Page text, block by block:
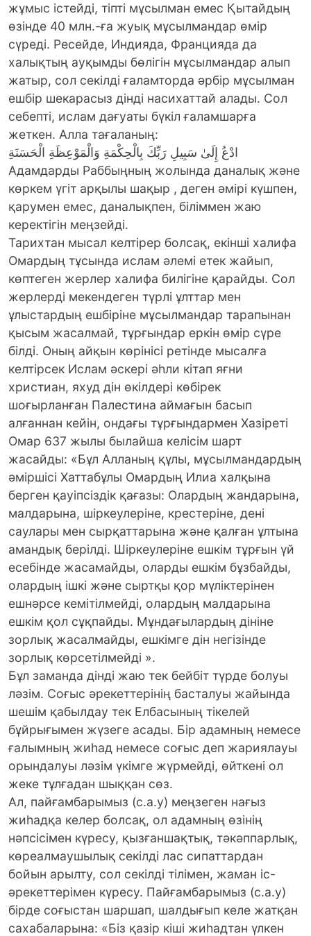
жұмыс істейді, тіпті мұсылман емес Қытайдың
өзінде 40 млн.-ға жуық мұсылмандар өмір
сүреді. Ресейде, Индияда, Францияда да
халықтың ауқымды бөлігін мұсылмандар алып
жатыр, сол секілді ғаламторда әрбір мұсылман
ешбір шекарасыз дінді насихаттай алады. Сол
себепті, ислам дағуаты бүкіл ғаламшарға
жеткен. Алла тағаланың:
ادْعُ إِلَىٰ سَبِيلِ رَبِّكَ بِالْحِكْمَةِ وَالْمَوْعِظَةِ الْحَسَنَةِ
Адамдарды Раббыңның жолында даналық және
көркем үгіт арқылы шақыр , деген әмірі күшпен,
қарумен емес, даналықпен, біліммен жаю
керектігін меңзейді.
Тарихтан мысал келтірер болсақ, екінші халифа
Омардың тұсында ислам әлемі етек жайып,
көптеген жерлер халифа билігіне қарайды. Сол
жерлерді мекендеген түрлі ұлттар мен
ұлыстардың ешбіріне мұсылмандар тарапынан
қысым жасалмай, тұрғындар еркін өмір сүре
білді. Оның айқын көрінісі ретінде мысалға
келтірсек Ислам әскері әһли кітап яғни
христиан, яхуд дін өкілдері көбірек
шоғырланған Палестина аймағын басып
алғаннан кейін, ондағы тұрғындармен Хазіреті
Омар 637 жылы былайша келісім шарт
жасайды: «Бұл Алланың құлы, мұсылмандардың
әміршісі Хаттабұлы Омардың Илиа халқына
берген қауіпсіздік қағазы: Олардың жандарына,
малдарына, шіркеулеріне, крестеріне, дені
саулары мен сырқаттарына және қалған ұлтына
амандық берілді. Шіркеулеріне ешкім тұрғын үй
есебінде жасамайды, оларды ешкім бұзбайды,
олардың ішкі және сыртқы қор мүліктерінен
ешнәрсе кемітілмейді, олардың малдарына
ешкім қол сұқпайды. Мұндағылардың дініне
зорлық жасалмайды, ешкімге дін негізінде
зорлық көрсетілмейді ».
Бұл заманда дінді жаю тек бейбіт түрде болуы
ләзім. Соғыс әрекеттерінің басталуы жайында
шешім қабылдау тек Елбасының тікелей
бұйрығымен жүзеге асады. Бір адамның немесе
ғалымның жиһад немесе соғыс деп жариялауы
орындалуы ләзім үкімге жүрмейді, өйткені ол
жеке тұлғадан шыққан сөз.
Ал, пайғамбарымыз (с.а.у) меңзеген нағыз
жиһадқа келер болсақ, ол адамның өзінің
нәпсісімен күресу, қызғаншақтық, тәкәппарлық,
көреалмаушылық секілді лас сипаттардан
бойын арылту, сол секілді тілімен, жаман іс-
әрекеттерімен күресу. Пайғамбарымыз (с.а.у)
бірде соғыстан шаршап, шалдығып келе жатқан
сахабаларына: «Біз қазір кіші жиһадтан үлкен